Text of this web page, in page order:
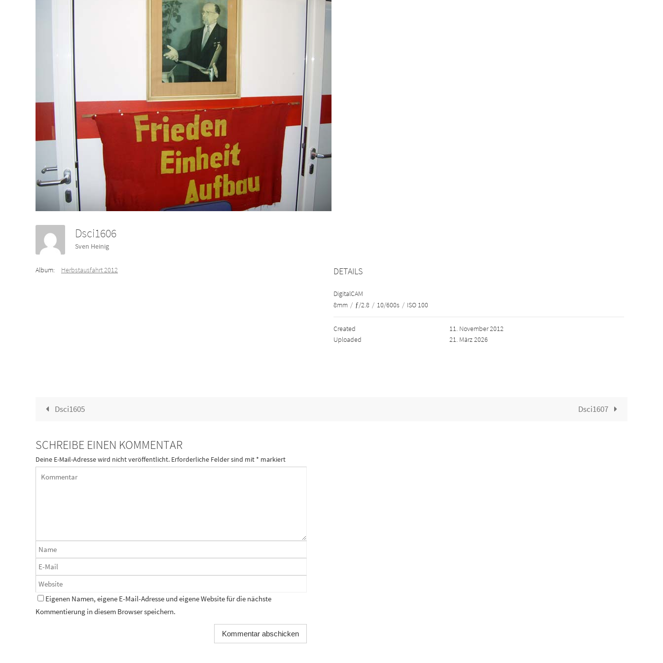
Dsci1606
Sven Heinig
Album: Herbstausfahrt 2012 DETAILS
DigitalCAM
8mm / ƒ/2.8 / 10/600s / ISO 100
Created
11. November 2012
Uploaded
21. März 2026
Dsci1605 Dsci1607
SCHREIBE EINEN KOMMENTAR
Deine E-Mail-Adresse wird nicht veröffentlicht. Erforderliche Felder sind mit * markiert
Eigenen Namen, eigene E-Mail-Adresse und eigene Website für die nächste
Kommentierung in diesem Browser speichern.